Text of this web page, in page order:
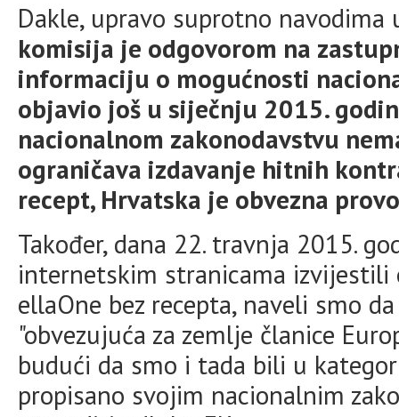
Dakle, upravo suprotno
komisija je odgovorom na
informaciju o mogućnosti
objavio još u siječnju 2015.
nacionalnom zakonodavstvu
ograničava izdavanje hitnih
recept, Hrvatska je obvezna
Također, dana 22. travnja 2015.
internetskim stranicama izvijestili
ellaOne bez recepta, naveli smo
"obvezujuća za zemlje članice
budući da smo i tada bili u
propisano svojim nacionalnim